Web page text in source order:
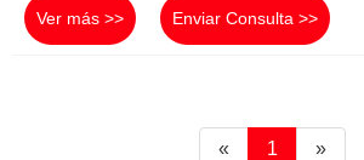
Ver más >> Enviar Consulta >>
« 1 »